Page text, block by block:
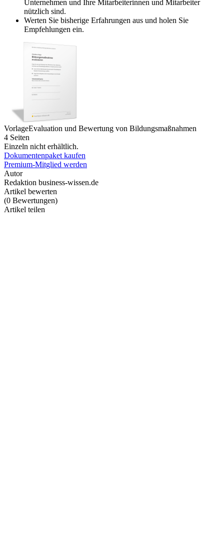
Unternehmen und Ihre Mitarbeiterinnen und Mitarbeiter
nützlich sind.
Werten Sie bisherige Erfahrungen aus und holen Sie
Empfehlungen ein.
VorlageEvaluation und Bewertung von Bildungsmaßnahmen
4 Seiten
Einzeln nicht erhältlich.
Dokumentenpaket kaufen
Premium-Mitglied werden
Autor
Redaktion business-wissen.de
Artikel bewerten
(0 Bewertungen)
Artikel teilen